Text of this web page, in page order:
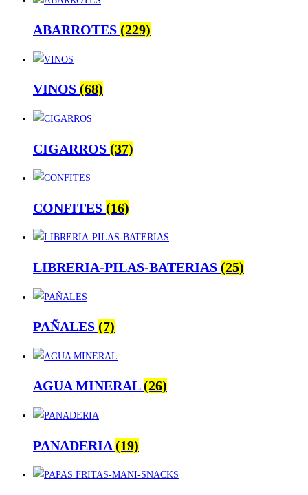
ABARROTES (229)
VINOS (68)
CIGARROS (37)
CONFITES (16)
LIBRERIA-PILAS-BATERIAS (25)
PAÑALES (7)
AGUA MINERAL(26)
PANADERIA(19)